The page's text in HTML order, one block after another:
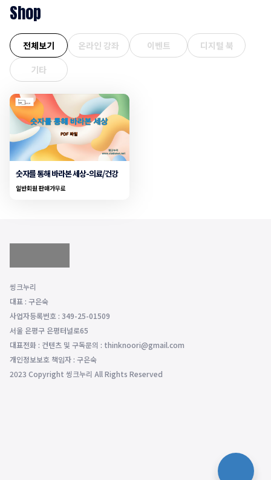
Shop
전체보기 온라인 강좌 이벤트
디지털 북
기타
숫자를 통해 바라본 세상-의료/건강
일반회원 판매가무료
씽크누리
대표 : 구은숙
사업자등록번호 : 349-25-01509
서울 은평구 은평터널로65
대표전화 : 컨텐츠 및 구독문의 : thinknoori@gmail.com
개인정보보호 책임자 : 구은숙
2023 Copyright 씽크누리 All Rights Reserved